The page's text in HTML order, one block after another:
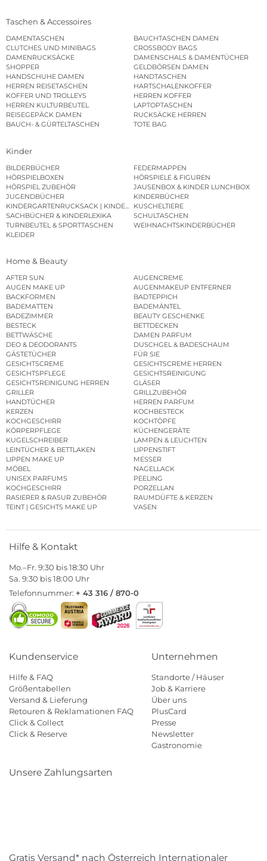
Taschen & Accessoires
DAMENTASCHEN
BAUCHTASCHEN DAMEN
CLUTCHES UND MINIBAGS
CROSSBODY BAGS
DAMENRUCKSÄCKE
DAMENSCHALS & DAMENTÜCHER
SHOPPER
GELDBÖRSEN DAMEN
HANDSCHUHE DAMEN
HANDTASCHEN
HERREN REISETASCHEN
HARTSCHALENKOFFER
KOFFER UND TROLLEYS
HERREN KOFFER
HERREN KULTURBEUTEL
LAPTOPTASCHEN
REISEGEPÄCK DAMEN
RUCKSÄCKE HERREN
BAUCH- & GÜRTELTASCHEN
TOTE BAG
Kinder
BILDERBÜCHER
FEDERMAPPEN
HÖRSPIELBOXEN
HÖRSPIELE & FIGUREN
HÖRSPIEL ZUBEHÖR
JAUSENBOX & KINDER LUNCHBOX
JUGENDBÜCHER
KINDERBÜCHER
KINDERGARTENRUCKSACK | KINDERGARTENBEUTEL
KUSCHELTIERE
SACHBÜCHER & KINDERLEXIKA
SCHULTASCHEN
TURNBEUTEL & SPORTTASCHEN
WEIHNACHTSKINDERBÜCHER
KLEIDER
Home & Beauty
AFTER SUN
AUGENCREME
AUGEN MAKE UP
AUGENMAKEUP ENTFERNER
BACKFORMEN
BADTEPPICH
BADEMATTEN
BADEMÄNTEL
BADEZIMMER
BEAUTY GESCHENKE
BESTECK
BETTDECKEN
BETTWÄSCHE
DAMEN PARFUM
DEO & DEODORANTS
DUSCHGEL & BADESCHAUM
GÄSTETÜCHER
FÜR SIE
GESICHTSCREME
GESICHTSCREME HERREN
GESICHTSPFLEGE
GESICHTSREINIGUNG
GESICHTSREINIGUNG HERREN
GLÄSER
GRILLER
GRILLZUBEHÖR
HANDTÜCHER
HERREN PARFUM
KERZEN
KOCHBESTECK
KOCHGESCHIRR
KOCHTÖPFE
KÖRPERPFLEGE
KÜCHENGERÄTE
KUGELSCHREIBER
LAMPEN & LEUCHTEN
LEINTÜCHER & BETTLAKEN
LIPPENSTIFT
LIPPEN MAKE UP
MESSER
MÖBEL
NAGELLACK
UNISEX PARFUMS
PEELING
KOCHGESCHIRR
PORZELLAN
RASIERER & RASUR ZUBEHÖR
RAUMDÜFTE & KERZEN
TEINT | GESICHTS MAKE UP
VASEN
Hilfe & Kontakt
Mo.–Fr. 9:30 bis 18:30 Uhr
Sa. 9:30 bis 18:00 Uhr
Telefonnummer: + 43 316 / 870-0
Kundenservice
Hilfe & FAQ
Größentabellen
Versand & Lieferung
Retouren & Reklamationen FAQ
Click & Collect
Click & Reserve
Unternehmen
Standorte / Häuser
Job & Karriere
Über uns
PlusCard
Presse
Newsletter
Gastronomie
Unsere Zahlungsarten
Gratis Versand* nach Österreich Internationaler